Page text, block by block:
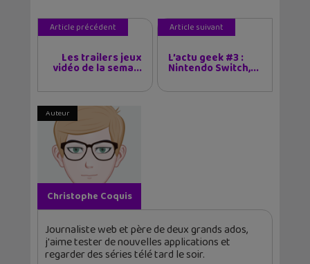
Article précédent
Les trailers jeux
vidéo de la sema...
Article suivant
L’actu geek #3 :
Nintendo Switch,...
Auteur
Christophe Coquis
Journaliste web et père de deux grands ados,
j'aime tester de nouvelles applications et
regarder des séries télé tard le soir.